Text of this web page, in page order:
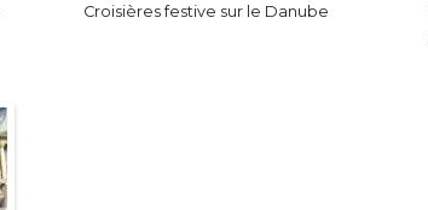
Croisières festive sur le Danube